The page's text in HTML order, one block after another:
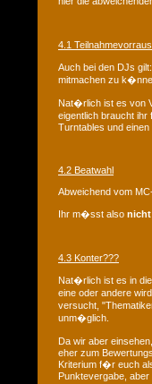
4.1
Auch bei den DJs
mitmachen zu
Nat�rlich ist es von
eigentlich braucht
Turntables und
4.2 Beatwahl
Abweichend vom
Ihr m�sst also nicht
4.3 Konter???
Nat�rlich ist es in
eine oder andere
versucht,
unm�glich.
Da wir aber
eher zum
Kriterium f�r euch
Punktevergabe,